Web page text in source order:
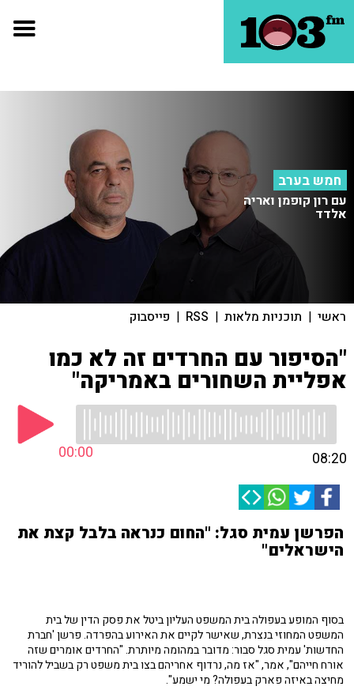
חמש בערב
עם רון קופמן ואריה
אלדד
ראשי | תוכניות מלאות |
RSS
| פייסבוק
"הסיפור עם החרדים זה לא כמו
אפליית השחורים באמריקה"
00:00 08:20
הפרשן עמית סגל: "החום כנראה בלבל קצת את
הישראלים"
בסוף המופע בעפולה בית המשפט העליון ביטל את פסק הדין של בית
המשפט המחוזי בנצרת, שאישר לקיים את האירוע בהפרדה. פרשן 'חברת
החדשות' עמית סגל סבור: מדובר במהומה מיותרת. "החרדים אומרים שזה
אורח חייהם", אמר, "אז מה, נרדוף אחריהם בצו בית משפט רק בשביל להוריד
מחיצה באיזה פארק בעפולה? מי ישמע".